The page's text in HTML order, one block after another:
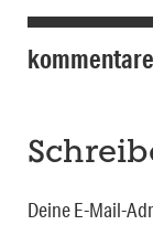
kommentare
Deine E-Mail-